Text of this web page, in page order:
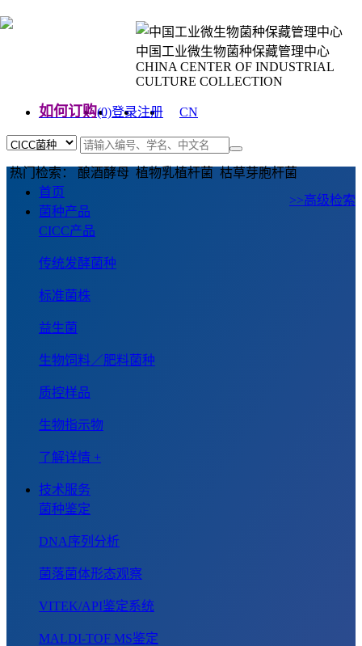
中国工业微生物菌种保藏管理中心
CHINA CENTER OF INDUSTRIAL
CULTURE COLLECTION
如何订购(0)登录注册
CN
热门检索： 酿酒酵母 植物乳植杆菌 枯草芽胞杆菌
>>高级检索
首页
菌种产品
CICC产品
传统发酵菌种
标准菌株
益生菌
生物饲料／肥料菌种
质控样品
生物指示物
了解详情 +
技术服务
菌种鉴定
DNA序列分析
菌落菌体形态观察
VITEK/API鉴定系统
MALDI-TOF MS鉴定